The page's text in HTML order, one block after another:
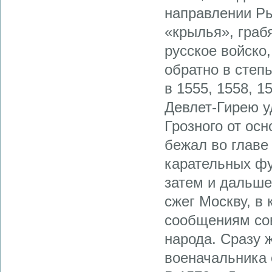
направлении
«крылья»,
русское
обратно в
в 1555, 1558,
Девлет-Гирею
Грозного от
бежал во
карательных
затем и
сжег Москву, в
сообщениям
народа. Сразу